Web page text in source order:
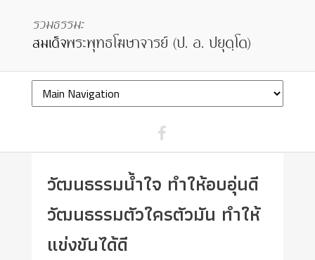
วัฒนธรรมน้ำใจ ทำให้อบอุ่นดี
วัฒนธรรมตัวใครตัวมัน ทำให้
แข่งขันได้ดี